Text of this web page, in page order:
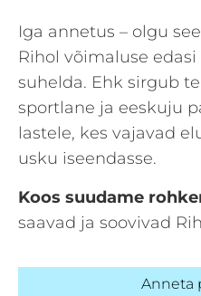
Iga annetus – olgu
Rihol võimaluse
suhelda. Ehk sirgub
sportlane ja eeskuju
lastele, kes vajavad
usku iseendasse.
Koos suudame
saavad ja soovivad
Anneta